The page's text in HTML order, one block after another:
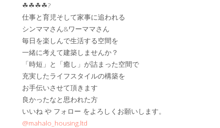
☘︎☘︎☘︎☘︎?
仕事と育児そして家事に追われる
シンママさん&ワーママさん
毎日を楽しんで生活する空間を
一緒に考えて建築しませんか？
「時短」と「癒し」が詰まった空間で
充実したライフスタイルの構築を
お手伝いさせて頂きます
良かったなと思われた方
いいね や フォロー をよろしくお願いします。
@mahalo_housing.ltd